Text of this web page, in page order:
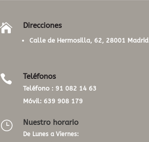
 Direcciones
Calle de Hermosilla, 62, 28001 Madrid
 Teléfonos
Teléfono : 91 082 14 63
Móvil: 639 908 179
} Nuestro horario
De Lunes a Viernes: